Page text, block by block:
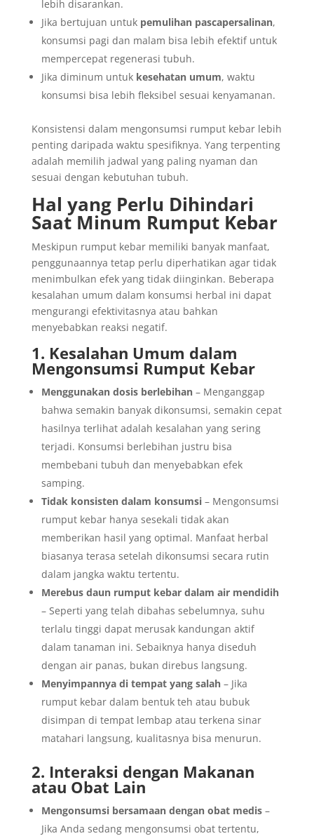
lebih disarankan.
Jika bertujuan untuk pemulihan pascapersalinan,
konsumsi pagi dan malam bisa lebih efektif untuk
mempercepat regenerasi tubuh.
Jika diminum untuk kesehatan umum, waktu
konsumsi bisa lebih fleksibel sesuai kenyamanan.
Konsistensi dalam mengonsumsi rumput kebar lebih
penting daripada waktu spesifiknya. Yang terpenting
adalah memilih jadwal yang paling nyaman dan
sesuai dengan kebutuhan tubuh.
Hal yang Perlu Dihindari
Saat Minum Rumput Kebar
Meskipun rumput kebar memiliki banyak manfaat,
penggunaannya tetap perlu diperhatikan agar tidak
menimbulkan efek yang tidak diinginkan. Beberapa
kesalahan umum dalam konsumsi herbal ini dapat
mengurangi efektivitasnya atau bahkan
menyebabkan reaksi negatif.
1. Kesalahan Umum dalam
Mengonsumsi Rumput Kebar
Menggunakan dosis berlebihan– Menganggap
bahwa semakin banyak dikonsumsi, semakin cepat
hasilnya terlihat adalah kesalahan yang sering
terjadi. Konsumsi berlebihan justru bisa
membebani tubuh dan menyebabkan efek
samping.
Tidak konsisten dalam konsumsi– Mengonsumsi
rumput kebar hanya sesekali tidak akan
memberikan hasil yang optimal. Manfaat herbal
biasanya terasa setelah dikonsumsi secara rutin
dalam jangka waktu tertentu.
Merebus daun rumput kebar dalam air mendidih
– Seperti yang telah dibahas sebelumnya, suhu
terlalu tinggi dapat merusak kandungan aktif
dalam tanaman ini. Sebaiknya hanya diseduh
dengan air panas, bukan direbus langsung.
Menyimpannya di tempat yang salah– Jika
rumput kebar dalam bentuk teh atau bubuk
disimpan di tempat lembap atau terkena sinar
matahari langsung, kualitasnya bisa menurun.
2. Interaksi dengan Makanan
atau Obat Lain
Mengonsumsi bersamaan dengan obat medis–
Jika Anda sedang mengonsumsi obat tertentu,